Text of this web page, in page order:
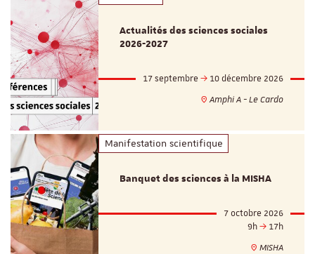
Actualités des sciences sociales
2026-2027
17 septembre
10 décembre 2026
Amphi A - Le Cardo
Manifestation scientifique
Banquet des sciences à la MISHA
7 octobre 2026
9h
17h
MISHA